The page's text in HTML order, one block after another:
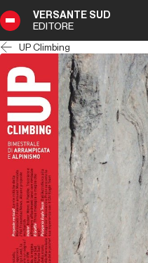
VERSANTE SUD
EDITORE
UP Climbing